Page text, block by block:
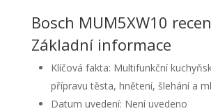
Bosch MUM5XW10
Základní informace
Klíčová fakta: Multifunkční
přípravu těsta, hnětení, šlehání a
Datum uvedení: Není uvedeno